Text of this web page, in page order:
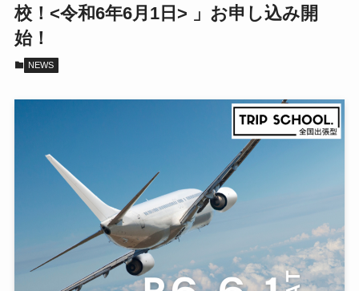
校！<令和6年6月1日> 」お申し込み開
始！
NEWS